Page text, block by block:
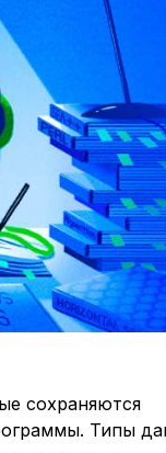
сохраняются
Типы